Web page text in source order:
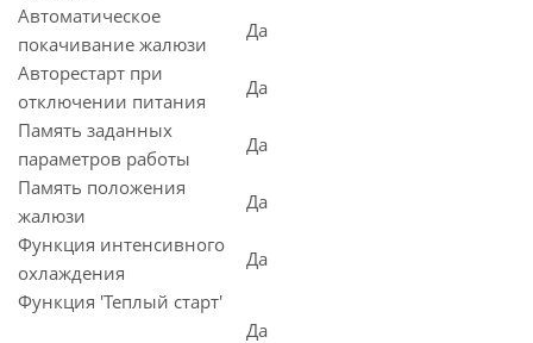
Автоматическое
покачивание жалюзи
Да
Авторестарт при
отключении питания
Да
Память заданных
параметров работы
Да
Память положения
жалюзи
Да
Функция интенсивного
охлаждения
Да
Функция 'Теплый старт'
Да